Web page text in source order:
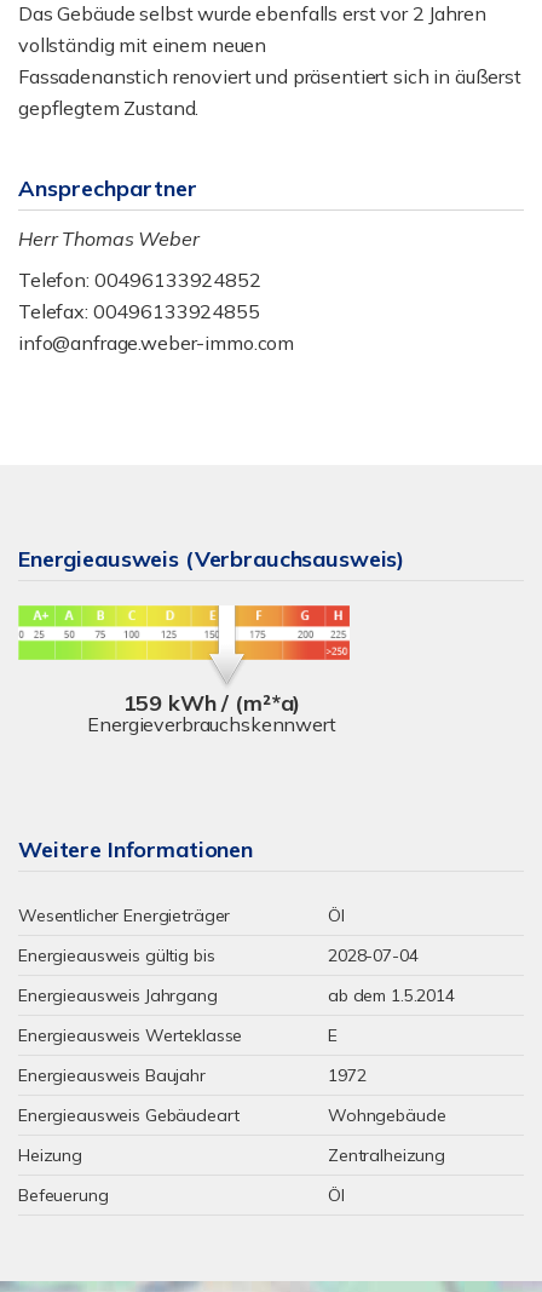
Das Gebäude selbst wurde ebenfalls erst vor 2 Jahren
vollständig mit einem neuen
Fassadenanstich renoviert und präsentiert sich in äußerst
gepflegtem Zustand.
Ansprechpartner
Herr Thomas Weber
Telefon: 00496133924852
Telefax: 00496133924855
info@anfrage.weber-immo.com
Energieausweis (Verbrauchsausweis)
159 kWh / (m²*a)
Energieverbrauchskennwert
Weitere Informationen
Wesentlicher Energieträger
Öl
Energieausweis gültig bis
2028-07-04
Energieausweis Jahrgang
ab dem 1.5.2014
Energieausweis Werteklasse
E
Energieausweis Baujahr
1972
Energieausweis Gebäudeart
Wohngebäude
Heizung
Zentralheizung
Befeuerung
Öl